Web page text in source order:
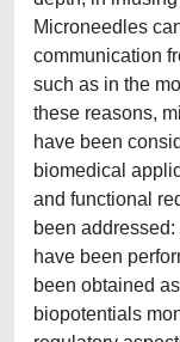
Microneedles
communication
such as in the
these reasons,
have been
biomedical
and functional
been
have been
been obtained
biopotentials